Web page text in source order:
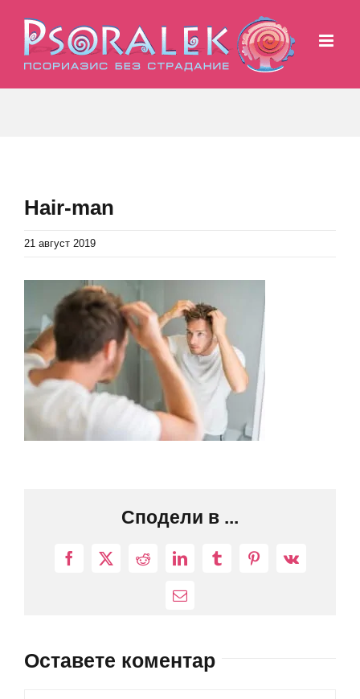
content
Hair-man
21 август 2019
Сподели в ...
Facebook
X RedditLinkedInTumblrPinterest
Vk
Електронна
Оставете коментар